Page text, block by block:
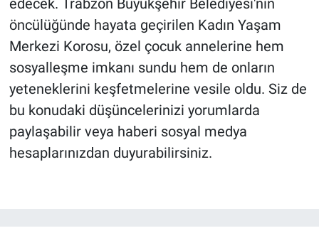
öncülüğünde hayata geçirilen Kadın Yaşam
Merkezi Korosu, özel çocuk annelerine hem
sosyalleşme imkanı sundu hem de onların
yeteneklerini keşfetmelerine vesile oldu. Siz de
bu konudaki düşüncelerinizi yorumlarda
paylaşabilir veya haberi sosyal medya
hesaplarınızdan duyurabilirsiniz.